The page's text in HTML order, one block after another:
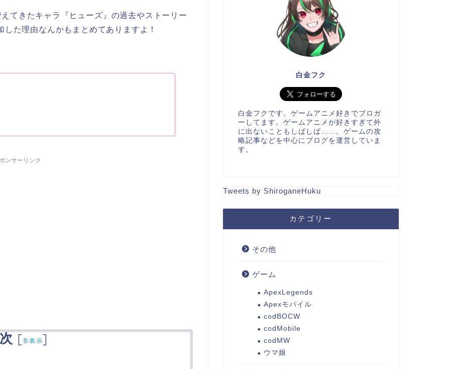
てきたキャラ『ヒューズ』の過去やストーリー
た理由なんかもまとめてありますよ！
ンサーリンク
[非表示]
白金フク
白金フクです。ゲームアニメ好きでブロガ
ーしてます。ゲームアニメが好きすぎて外
に出ないこともしばしば……。ゲームの攻
略記事などを中心にブログを運営していま
す。
Tweets by ShiroganeHuku
カテゴリー
その他
ゲーム
ApexLegends
Apexモバイル
codBOCW
codMobile
codMW
ウマ娘